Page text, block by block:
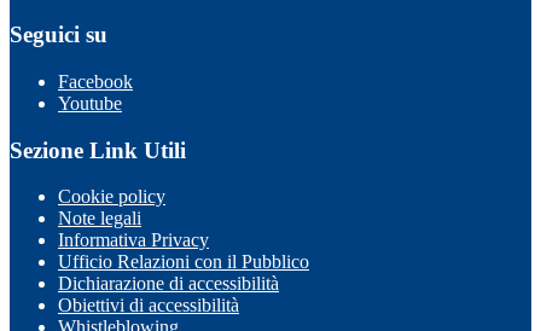
Seguici su
Facebook
Youtube
Sezione Link Utili
Cookie policy
Note legali
Informativa Privacy
Ufficio Relazioni con il Pubblico
Dichiarazione di accessibilità
Obiettivi di accessibilità